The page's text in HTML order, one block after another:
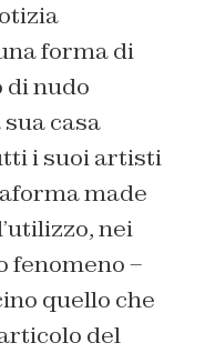
forma di
di nudo
casa
i suoi artisti
made
nei
fenomeno –
quello che
del